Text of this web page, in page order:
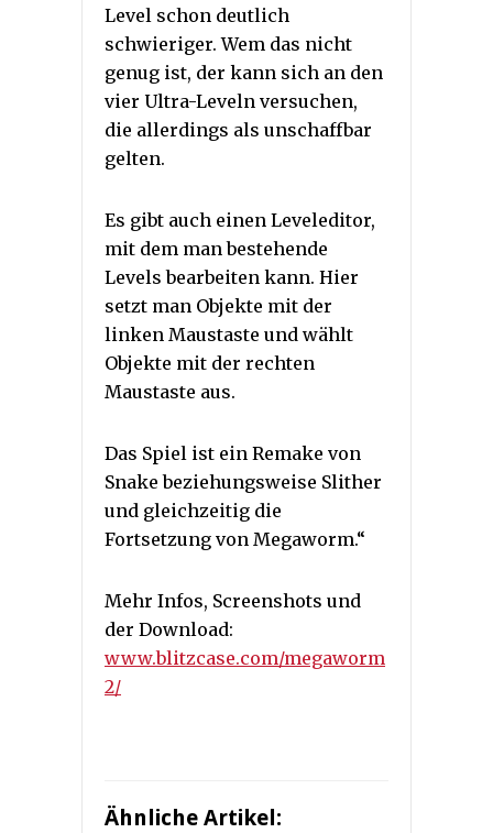
Level schon deutlich
schwieriger. Wem das nicht
genug ist, der kann sich an den
vier Ultra-Leveln versuchen,
die allerdings als unschaffbar
gelten.
Es gibt auch einen Leveleditor,
mit dem man bestehende
Levels bearbeiten kann. Hier
setzt man Objekte mit der
linken Maustaste und wählt
Objekte mit der rechten
Maustaste aus.
Das Spiel ist ein Remake von
Snake beziehungsweise Slither
und gleichzeitig die
Fortsetzung von Megaworm.“
Mehr Infos, Screenshots und
der Download:
www.blitzcase.com/megaworm
2/
Ähnliche Artikel: